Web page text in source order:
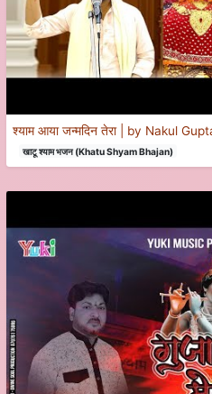
श्याम आया जन्मदिन तेरा | by Nakul
खाटू श्याम भजन (Khatu Shyam Bhajan)